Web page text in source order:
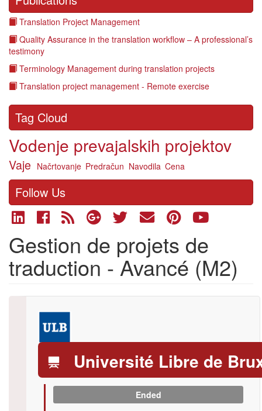
Translation Project Management
Quality Assurance in the translation workflow – A professional’s
testimony
Terminology Management during translation projects
Translation project management - Remote exercise
Tag Cloud
Vodenje prevajalskih projektov
Vaje Načrtovanje Predračun Navodila Cena
Follow Us
Gestion de projets de
traduction - Avancé (M2)
Logo
Université Libre de
Ended